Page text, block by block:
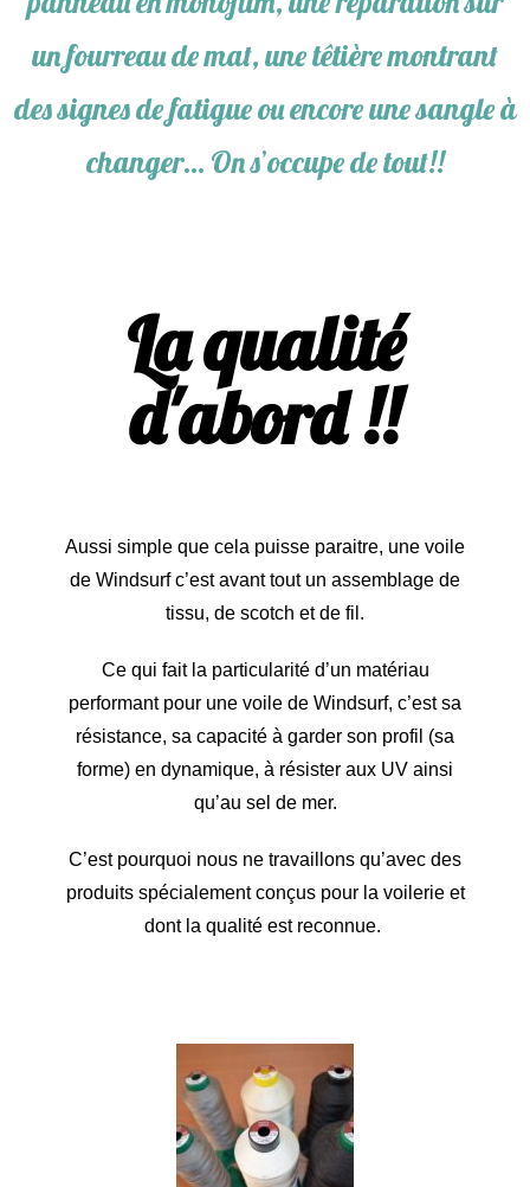
un fourreau de mat, une têtière montrant
des signes de fatigue ou encore une sangle à
changer… On s’occupe de tout!!
La qualité
d'abord !!
Aussi simple que cela puisse paraitre, une voile
de Windsurfc’est avant tout un assemblage de
tissu, de scotch et de fil.
Ce qui fait la particularité d’un matériau
performant pour une voile de Windsurf, c’est sa
résistance, sa capacité à garder son profil (sa
forme) en dynamique, à résister aux UV ainsi
qu’au sel de mer.
C’est pourquoi nous ne travaillons qu’avec des
produits spécialement conçus pour la voilerie et
dont la qualité est reconnue.